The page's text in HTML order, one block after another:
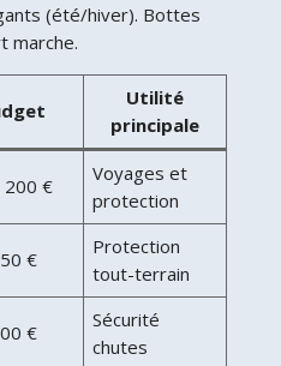
(été/hiver). Bottes
marche.
Utilité
principale
200 €
Voyages et
protection
€
Protection
tout-terrain
€
Sécurité
chutes